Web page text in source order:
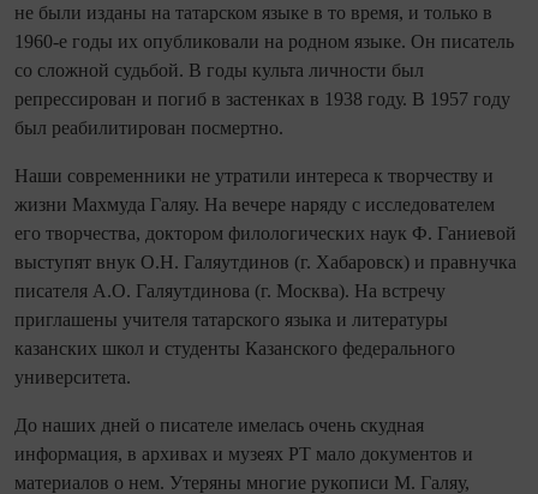
не были изданы на татарском языке в то время, и только в
1960-е годы их опубликовали на родном языке. Он писатель
со сложной судьбой. В годы культа личности был
репрессирован и погиб в застенках в 1938 году. В 1957 году
был реабилитирован посмертно.
Наши современники не утратили интереса к творчеству и
жизни Махмуда Галяу. На вечере наряду с исследователем
его творчества, доктором филологических наук Ф. Ганиевой
выступят внук О.Н. Галяутдинов (г. Хабаровск) и правнучка
писателя А.О. Галяутдинова (г. Москва). На встречу
приглашены учителя татарского языка и литературы
казанских школ и студенты Казанского федерального
университета.
До наших дней о писателе имелась очень скудная
информация, в архивах и музеях РТ мало документов и
материалов о нем. Утеряны многие рукописи М. Галяу,